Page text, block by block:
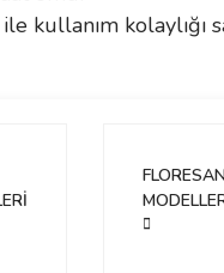
kullanım kolaylığı
Yorum Yaz
kalitesiz, bozuk veya